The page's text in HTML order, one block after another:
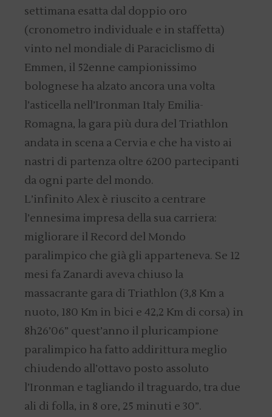
settimana esatta dal doppio oro
(cronometro individuale e in staffetta)
vinto nel mondiale di Paraciclismo di
Emmen, il 52enne campionissimo
bolognese ha alzato ancora una volta
l’asticella nell’Ironman Italy Emilia-
Romagna, la gara più dura del Triathlon
andata in scena a Cervia e che ha visto ai
nastri di partenza oltre 6200 partecipanti
da ogni parte del mondo.
L’infinito Alex è riuscito a centrare
l’ennesima impresa della sua carriera:
migliorare il Record del Mondo
paralimpico che già gli apparteneva. Se 12
mesi fa Zanardi aveva chiuso la
massacrante gara di Triathlon (3,8 Km a
nuoto, 180 Km in bici e 42,2 Km di corsa) in
8h26’06” quest’anno il pluricampione
paralimpico ha fatto addirittura meglio
chiudendo all’ottavo posto assoluto
l’Ironman e tagliando il traguardo, tra due
ali di folla, in 8 ore, 25 minuti e 30”.